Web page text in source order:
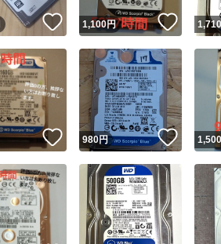
他フリマ実績◯+ こ
スピード&安心発送
※このバッジは実績に基づく表示で
スピード＆安心発送
こ
スピード発送 この
安心発送 この
いいね！
1,100円 いいね
1,710
いいね！
980円 いいね
1,500